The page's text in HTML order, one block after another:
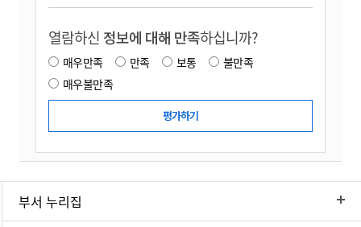
열람하신 정보에 대해 만족하십니까?
매우만족 만족 보통
불만족
매우불만족
부서 누리집